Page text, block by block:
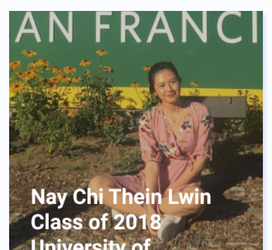
ได้หล่อหลอมฉันให้เป็นฉันในวันนี้ ความหลากหลาย
ของวัฒนธรรมภายในโรงเรียน ASBGV ทำให้ฉันมี
ประสบการณ์ที่ดี และสามารถสร้างปฏิสัมพันธ์ที่ดีกับ
คนในประเทศต่างๆ ได้ นอกจากนี้ การเรียนทั้งหมดสี่ปี
ของฉันในโรงเรียน ASBGV ทำให้ฉันมีความทรงจำที่ดี
ฉันจะเก็บความทรงจำเหล่านั้นไว้เป็นสมบัติเพื่อวันนึง
ฉันจะได้มองย้อนกลับไปอย่างมีความสุข
สำหรับผู้ที่ศึกษาอยู่ระดับชั้นมัธยมศึกษาตอนปลายใน
ขณะนี้ แม้ว่าเวลาอาจจะดูเหมือนผ่านไปช้า แต่สี่ปีนี้
จะผ่านไปอย่างรวดเร็ว ก่อนที่จะรู้ตัว เธออาจคิดถึง
Quesadillas และไก่กับข้าวเหนียวจากโรงอาหารของ